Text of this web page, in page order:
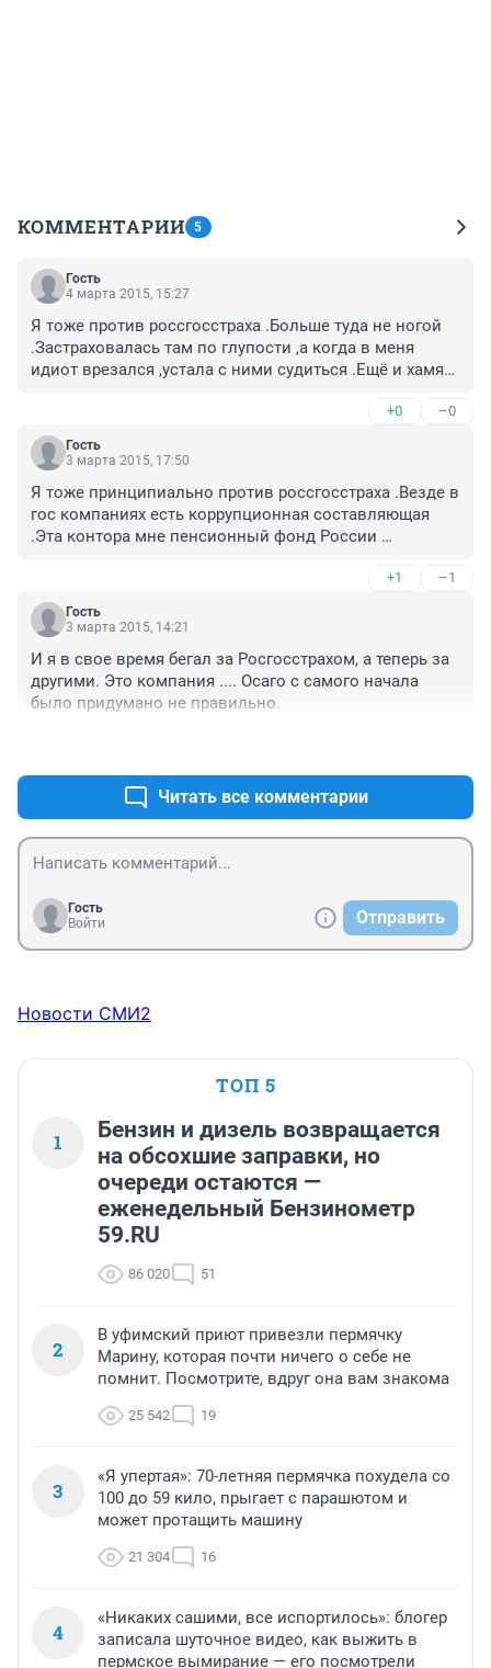
КОММЕНТАРИИ 5
Гость
4 марта 2015, 15:27
Я тоже против россгосстраха .Больше туда не ногой
.Застраховалась там по глупости ,а когда в меня
идиот врезался ,устала с ними судиться .Ещё и хамят
,что у них там всё схвачено .Подружке в ВСК тоже
долго выплачивали ,но хотя бы без нервов .
+0 –0
Гость
3 марта 2015, 17:50
Я тоже принципиально против россгосстраха .Везде в
гос компаниях есть коррупционная составляющая
.Эта контора мне пенсионный фонд России
выплачивать не кому не хочет .Я принципиально
езжу аккуратно и без страховки .Зачем мне кормить
таких как россгосстрах .У меня ещё не одной аварии
+1 –1
Гость
3 марта 2015, 14:21
И я в свое время бегал за Росгосстрахом, а теперь за
другими. Это компания .... Осаго с самого начала
было придумано не правильно.
Читать все комментарии
Гость
Войти
Отправить
Новости СМИ2
ТОП 5
1
Бензин и дизель возвращается
на обсохшие заправки, но
очереди остаются —
еженедельный Бензинометр
59.RU
86 020 51
2
В уфимский приют привезли пермячку
Марину, которая почти ничего о себе не
помнит. Посмотрите, вдруг она вам знакома
25 542 19
3
«Я упертая»: 70-летняя пермячка похудела со
100 до 59 кило, прыгает с парашютом и
может протащить машину
21 304 16
4
«Никаких сашими, все испортилось»: блогер
записала шуточное видео, как выжить в
пермское вымирание — его посмотрели